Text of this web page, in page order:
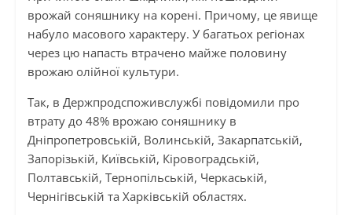
врожай соняшнику на корені. Причому, це явище
набуло масового характеру. У багатьох регіонах
через цю напасть втрачено майже половину
врожаю олійної культури.
Так, в Держпродспоживслужбі повідомили про
втрату до 48% врожаю соняшнику в
Дніпропетровській, Волинській, Закарпатській,
Запорізькій, Київській, Кіровоградській,
Полтавській, Тернопільській, Черкаській,
Чернігівській та Харківській областях.